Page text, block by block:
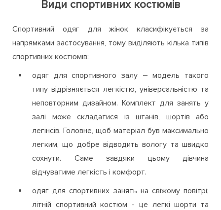
Види спортивних костюмів
Спортивний одяг для жінок класифікується за
напрямками застосування, тому виділяють кілька типів
спортивних костюмів:
одяг для спортивного залу – модель такого
типу відрізняється легкістю, універсальністю та
неповторним дизайном. Комплект для занять у
залі може складатися із штанів, шортів або
легінсів. Головне, щоб матеріал був максимально
легким, що добре відводить вологу та швидко
сохнути. Саме завдяки цьому дівчина
відчуватиме легкість і комфорт.
одяг для спортивних занять на свіжому повітрі;
літній спортивний костюм - це легкі шорти та